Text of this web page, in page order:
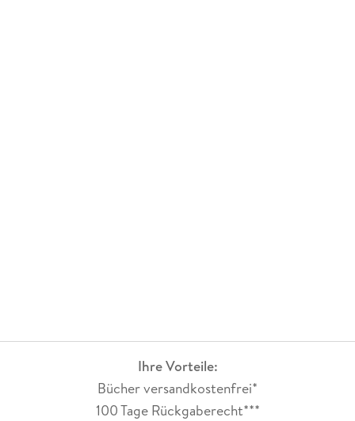
Ihre Vorteile:
Bücher versandkostenfrei*
100 Tage Rückgaberecht***